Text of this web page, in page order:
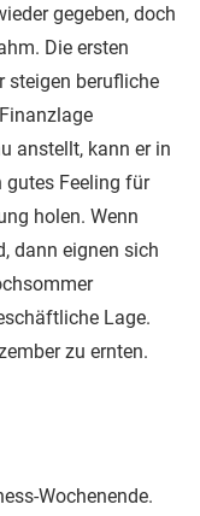
gegeben, doch
Die ersten
steigen berufliche
anstellt, kann er in
gutes Feeling für
holen. Wenn
dann eignen sich
Lage.
zu ernten.
Wochenende.